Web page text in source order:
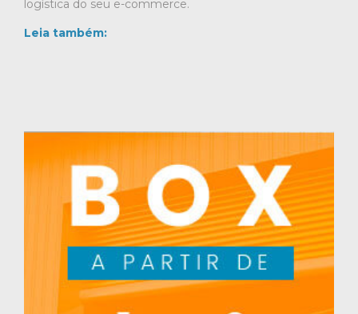
logística do seu e-commerce.
Leia também: